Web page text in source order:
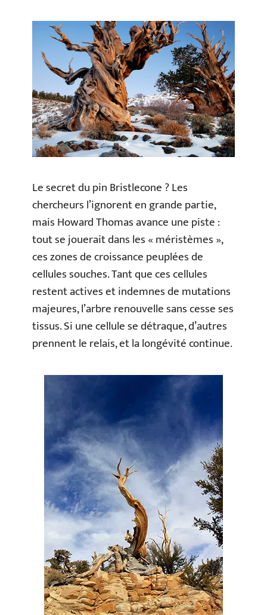
Le secret du pin Bristlecone ? Les
chercheurs l’ignorent en grande partie,
mais Howard Thomas avance une piste :
tout se jouerait dans les « méristèmes »,
ces zones de croissance peuplées de
cellules souches. Tant que ces cellules
restent actives et indemnes de mutations
majeures, l’arbre renouvelle sans cesse ses
tissus. Si une cellule se détraque, d’autres
prennent le relais, et la longévité continue.